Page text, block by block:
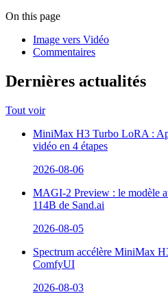
On this page
Image vers Vidéo
Commentaires
Dernières actualités
Tout voir
MiniMax H3 Turbo LoRA :
vidéo en 4 étapes
2026-08-06
MAGI-2 Preview : le modèle
114B de Sand.ai
2026-08-05
Spectrum accélère MiniMax
ComfyUI
2026-08-03